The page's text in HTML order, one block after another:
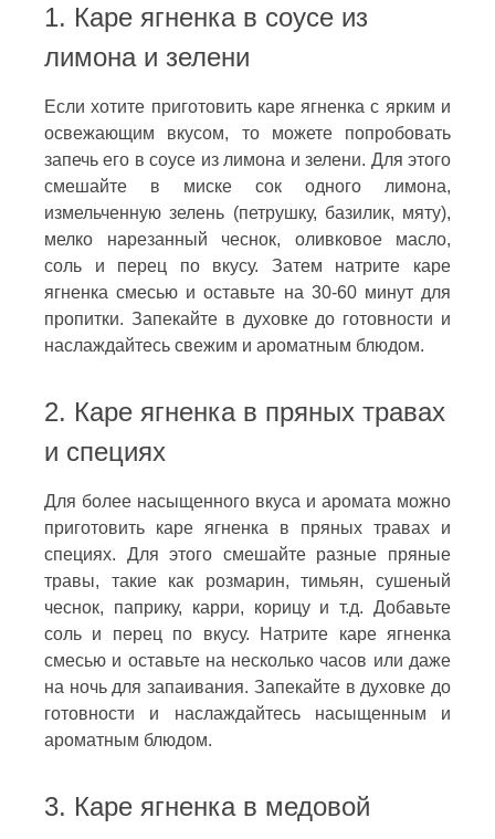
1. Каре ягненка в соусе из
лимона и зелени
Если хотите приготовить каре ягненка с ярким и
освежающим вкусом, то можете попробовать
запечь его в соусе из лимона и зелени. Для этого
смешайте в миске сок одного лимона,
измельченную зелень (петрушку, базилик, мяту),
мелко нарезанный чеснок, оливковое масло,
соль и перец по вкусу. Затем натрите каре
ягненка смесью и оставьте на 30-60 минут для
пропитки. Запекайте в духовке до готовности и
наслаждайтесь свежим и ароматным блюдом.
2. Каре ягненка в пряных травах
и специях
Для более насыщенного вкуса и аромата можно
приготовить каре ягненка в пряных травах и
специях. Для этого смешайте разные пряные
травы, такие как розмарин, тимьян, сушеный
чеснок, паприку, карри, корицу и т.д. Добавьте
соль и перец по вкусу. Натрите каре ягненка
смесью и оставьте на несколько часов или даже
на ночь для запаивания. Запекайте в духовке до
готовности и наслаждайтесь насыщенным и
ароматным блюдом.
3. Каре ягненка в медовой